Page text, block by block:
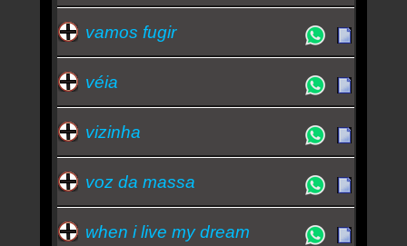
vamos fugir
véia
vizinha
voz da massa
when i live my dream